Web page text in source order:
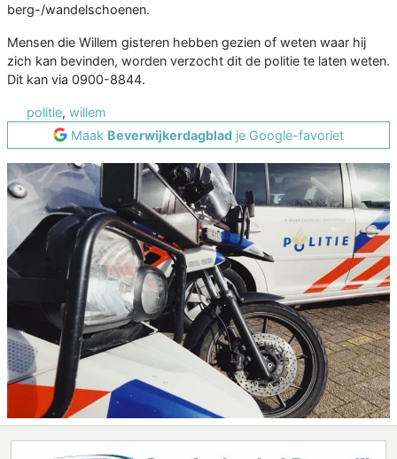
berg-/wandelschoenen.
Mensen die Willem gisteren hebben gezien of weten waar hij
zich kan bevinden, worden verzocht dit de politie te laten weten.
Dit kan via 0900-8844.
politie, willem
Maak Beverwijkerdagblad je Google-favoriet